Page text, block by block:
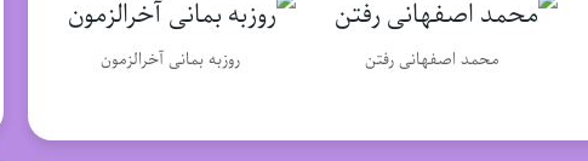
محمد اصفهانی رفتن روزبه بمانی آخرالزمون